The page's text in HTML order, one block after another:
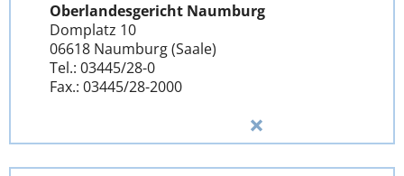
Oberlandesgericht Naumburg
Domplatz 10
06618 Naumburg (Saale)
Tel.: 03445/28-0
Fax.: 03445/28-2000